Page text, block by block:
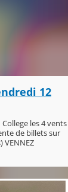
12
les 4 vents
de billets sur
VENNEZ